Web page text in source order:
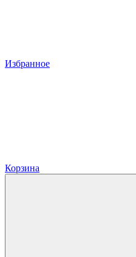
Избранное
Корзина